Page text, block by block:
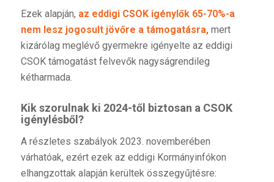
Ezek alapján, az eddigi CSOK igénylők 65-70%-a
nem lesz jogosult jövőre a támogatásra,mert
kizárólag meglévő gyermekre igényelte az eddigi
CSOK támogatást felvevők nagyságrendileg
kétharmada.
Kik szorulnak ki 2024-től biztosan a CSOK
igénylésből?
A részletes szabályok 2023. novemberében
várhatóak, ezért ezek az eddigi Kormányinfókon
elhangzottak alapján kerültek összegyűjtésre: